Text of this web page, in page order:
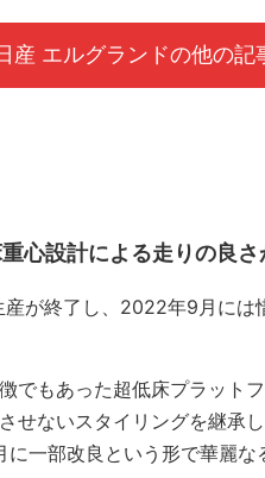
産 エルグランドの他の記
心設計による走りの良
が終了し、2022年9月には
でもあった超低床プラット
せないスタイリングを継承
一部改良という形で華麗な